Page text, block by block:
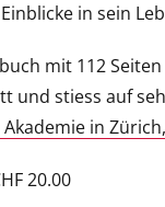
in sein
mit 112
und stiess auf
in
20.00